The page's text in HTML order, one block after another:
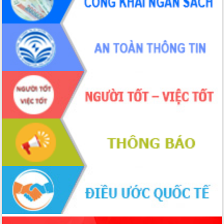
món ăn từ sầu riêng
Đắk Lắk công bố Quy hoạch và xúc
tiến đầu tư tỉnh
Ngành cá ngừ Đắk Lắk chủ động thích
ứng để giữ vững thị trường xuất khẩu
Diễn đàn Kinh tế tư nhân Việt Nam đột
phá cơ chế - Hợp tác công tư
Đề án 06 tạo bước ngoặt đột phá trong
cải cách hành chính tỉnh Đắk Lắk
Kết nối tour, đẩy mạnh chuyển đổi số
để phát triển du lịch Đắk Lắk
Khởi động Dự án Đầu tư xây dựng hạ
tầng kỹ thuật Cụm công nghiệp Tân
Tiến
Gặp mặt các cơ quan báo chí nhân Kỷ
niệm 101 năm Ngày Báo chí Cách
mạng Việt Nam
Đắk Lắk sơ kết 4 năm triển khai thực
hiện Đề án 06 của Chính phủ
Họp báo thông tin về Hội nghị Công bố